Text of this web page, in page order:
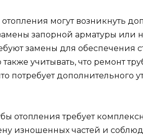
могут возникнуть
запорной арматуры или
замены для обеспечения
учитывать, что ремонт
потребует дополнительного
отопления требует
изношенных частей и